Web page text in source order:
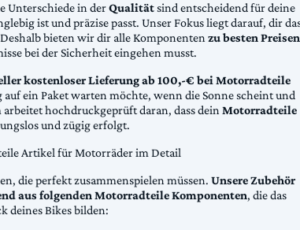
Unterschiede in derQualitätsind entscheidend für deine
ist und präzise passt. Unser Fokus liegt darauf, dir
bieten wir dir alle Komponentenzu besten Preisen
bei der Sicherheit eingehen musst.
kostenloser Lieferung ab 100,-€ bei Motorradteile
ein Paket warten möchte, wenn die Sonne scheint und
hochdruckgeprüft daran, dass deinMotorradteile
und zügig erfolgt.
Artikel für Motorräder im Detail
die perfekt zusammenspielen müssen. Unsere Zubehör
aus folgenden Motorradteile Komponenten, die das
deines Bikes bilden: